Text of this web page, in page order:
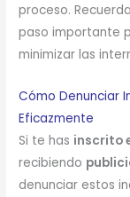
proceso.
paso importante
minimizar las
Cómo Denunciar
Eficazmente
Si te has inscrito
recibiendo
denunciar estos